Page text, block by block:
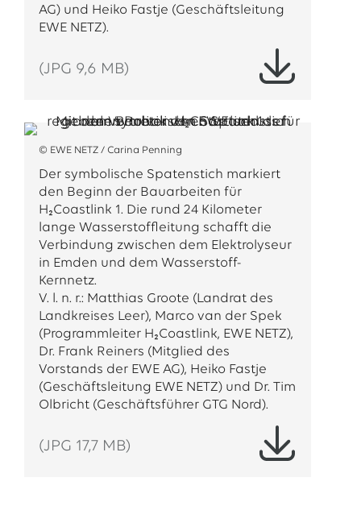
AG) und Heiko Fastje (Geschäftsleitung
EWE NETZ).
(JPG 9,6 MB)
© EWE NETZ / Carina Penning
Der symbolische Spatenstich markiert
den Beginn der Bauarbeiten für
H₂Coastlink 1. Die rund 24 Kilometer
lange Wasserstoffleitung schafft die
Verbindung zwischen dem Elektrolyseur
in Emden und dem Wasserstoff-
Kernnetz.
V. l. n. r.: Matthias Groote (Landrat des
Landkreises Leer), Marco van der Spek
(Programmleiter H₂Coastlink, EWE NETZ),
Dr. Frank Reiners (Mitglied des
Vorstands der EWE AG), Heiko Fastje
(Geschäftsleitung EWE NETZ) und Dr. Tim
Olbricht (Geschäftsführer GTG Nord).
(JPG 17,7 MB)